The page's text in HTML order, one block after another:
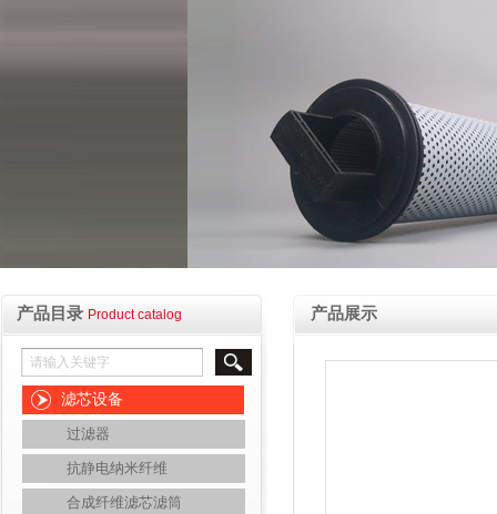
产品目录 Product catalog
滤芯设备
过滤器
抗静电纳米纤维
合成纤维滤芯滤筒
产品展示